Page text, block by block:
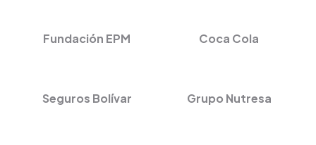
Fundación EPM Coca Cola
Seguros Bolívar Grupo Nutresa